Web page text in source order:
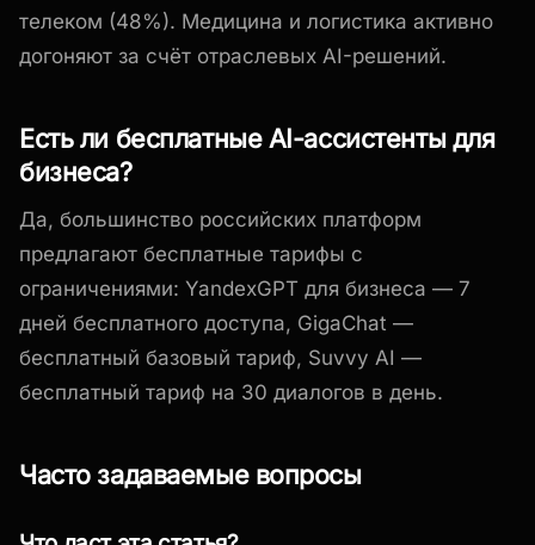
телеком (48%). Медицина и логистика активно
догоняют за счёт отраслевых AI-решений.
Есть ли бесплатные AI-ассистенты для
бизнеса?
Да, большинство российских платформ
предлагают бесплатные тарифы с
ограничениями: YandexGPT для бизнеса — 7
дней бесплатного доступа, GigaChat —
бесплатный базовый тариф, Suvvy AI —
бесплатный тариф на 30 диалогов в день.
Часто задаваемые вопросы